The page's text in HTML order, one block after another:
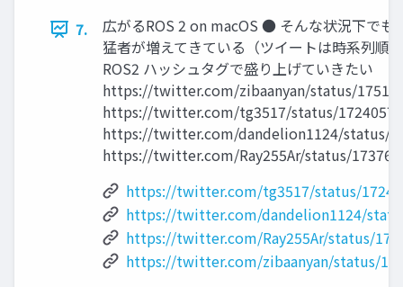
7.
広がるROS 2 on macOS ● そんな状況下でも
猛者が増えてきている（ツイートは時系列順
ROS2 ハッシュタグで盛り上げていきたい
https://twitter.com/zibaanyan/status/
https://twitter.com/tg3517/status/17240570
https://twitter.com/dandelion1124/status/
https://twitter.com/Ray255Ar/status/173769
https://twitter.com/tg3517/status/
https://twitter.com/dandelion1124/
https://twitter.com/Ray255Ar/status/
https://twitter.com/zibaanyan/status/